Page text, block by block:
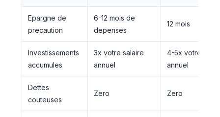
Epargne de
precaution
6-12 mois de
depenses
12 mois
Investissements
accumules
3x votre salaire
annuel
4-5x votre
annuel
Dettes
couteuses
Zero Zero